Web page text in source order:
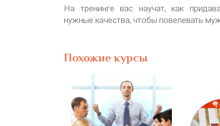
На тренинге вас научат, как
нужные качества, чтобы повелевать
Похожие курсы